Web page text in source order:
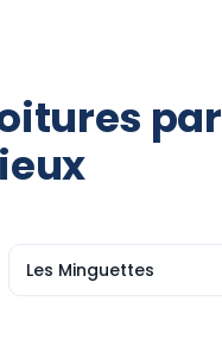
par
Les Minguettes